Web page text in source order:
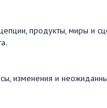
продукты, миры и
изменения и